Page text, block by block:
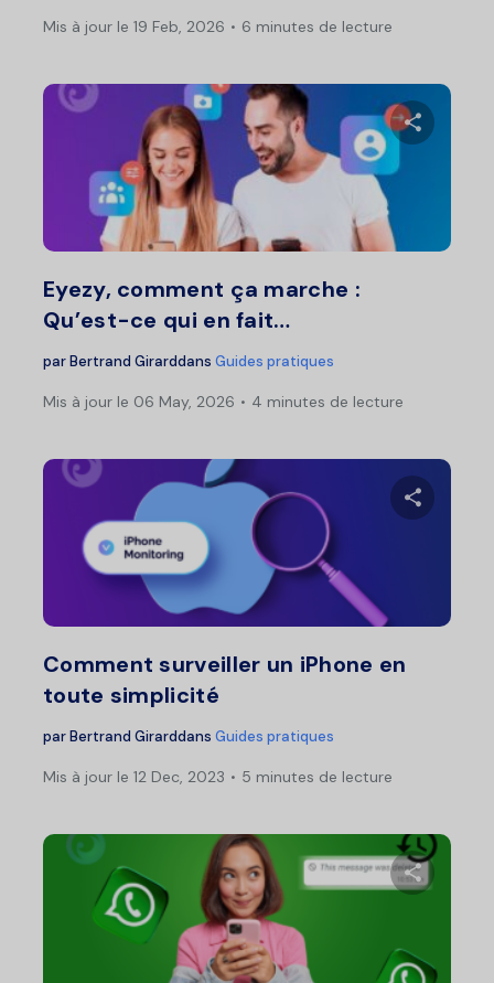
Mis à jour le 19 Feb, 2026 6 minutes de lecture
Eyezy, comment ça marche :
Qu’est-ce qui en fait…
parBertrand Girarddans Guides pratiques
Mis à jour le 06 May, 2026 4 minutes de lecture
Comment surveiller un iPhone en
toute simplicité
parBertrand Girarddans Guides pratiques
Mis à jour le 12 Dec, 2023 5 minutes de lecture